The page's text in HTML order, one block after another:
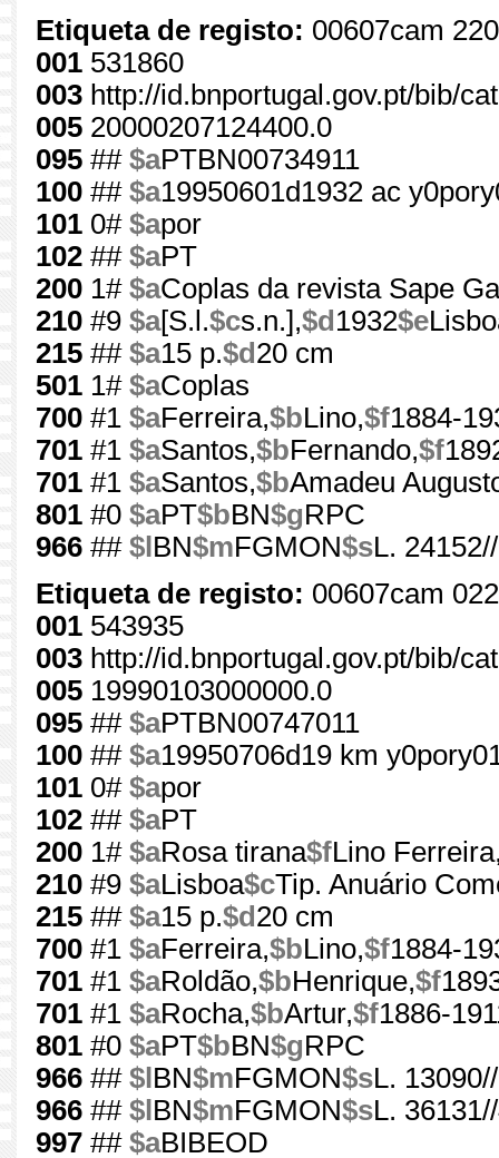
Etiqueta de registo: 00607cam
001 531860
003 http://id.bnportugal.gov.pt/bib/
005 20000207124400.0
095 ## $aPTBN00734911
100 ## $a19950601d1932 ac
101 0# $apor
102 ## $aPT
200 1# $aCoplas da revista Sape
210 #9 $a[S.l.$cs.n.],$d 1932$e
215 ## $a15 p.$d 20 cm
501 1# $aCoplas
700 #1 $aFerreira,$bLino,$f1884-
701 #1 $aSantos,$bFernando,$f
701 #1 $aSantos,$bAmadeu
801 #0 $aPT$bBN$gRPC
966 ## $l BN$mFGMON$sL.
Etiqueta de registo: 00607cam
001 543935
003 http://id.bnportugal.gov.pt/bib/
005 19990103000000.0
095 ## $aPTBN00747011
100 ## $a19950706d19 km
101 0# $apor
102 ## $aPT
200 1# $aRosa tirana$fLino
210 #9 $aLisboa$cTip. Anuário
215 ## $a15 p.$d 20 cm
700 #1 $aFerreira,$bLino,$f1884-
701 #1 $aRoldão,$bHenrique,$f
701 #1 $aRocha,$bArtur,$f1886-
801 #0 $aPT$bBN$gRPC
966 ## $l BN$mFGMON$sL.
966 ## $l BN$mFGMON$sL.
997 ## $aBIBEOD